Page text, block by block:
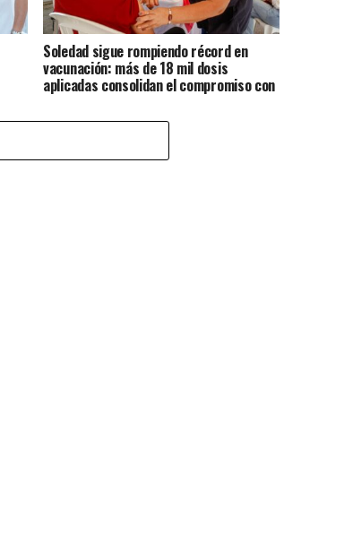
Soledad sigue rompiendo récord en
vacunación: más de 18 mil dosis
aplicadas consolidan el compromiso con